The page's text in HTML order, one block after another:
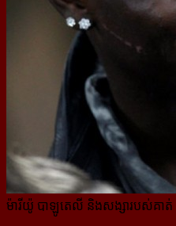
ម៉ារីយ៉ូ បាឡូតេលី និងសង្សារបស់គាត់ ន